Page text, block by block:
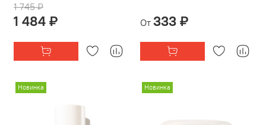
1 745 ₽
1 484 ₽ От 333 ₽
Новинка Новинка